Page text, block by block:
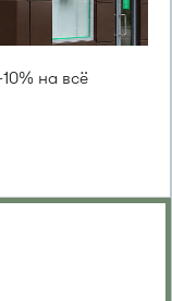
на всё